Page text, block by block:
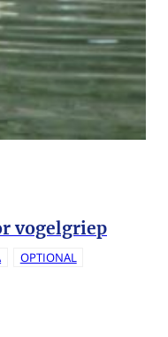
vogelgriep
OPTIONAL